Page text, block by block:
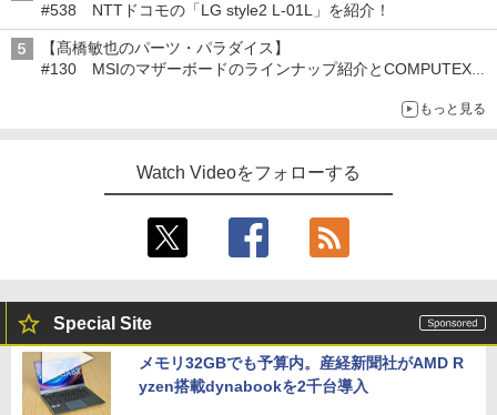
#538 NTTドコモの「LG style2 L-01L」を紹介！
【髙橋敏也のパーツ・パラダイス】
#130 MSIのマザーボードのラインナップ紹介とCOMPUTEX
もっと見る
Watch Videoをフォローする
Special Site
メモリ32GBでも予算内。産経新聞社がAMD R
yzen搭載dynabookを2千台導入